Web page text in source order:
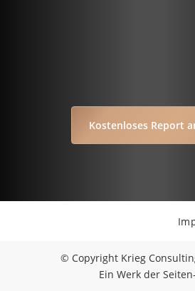
Kostenloses Report
© Copyright Krieg
Ein Werk der